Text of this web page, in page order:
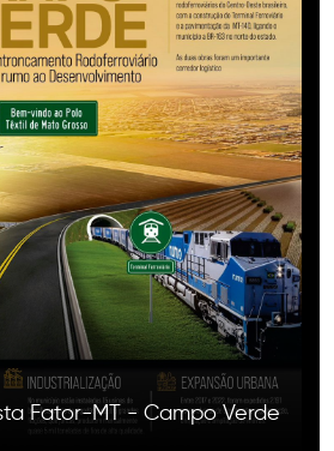
Fator-MT - Campo Verde